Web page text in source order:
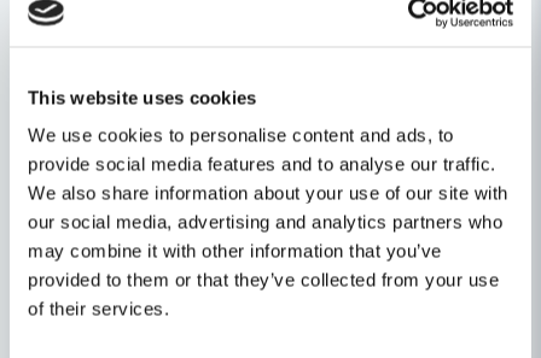
This website uses cookies
We use cookies to personalise content and ads, to
provide social media features and to analyse our traffic.
We also share information about your use of our site with
our social media, advertising and analytics partners who
may combine it with other information that you’ve
provided to them or that they’ve collected from your use
of their services.
name
Namn
email
Mejladress
Viktor
för 1 månad sedan
Stakt och bekväma axelband men man kan ta en
mindre storlek än man tror då den är stor i
storleken
Lukas
för 5 månader sedan
Verktygsbälten och materialfickor
Arbetskläder
Personligt Skydd & Kläder